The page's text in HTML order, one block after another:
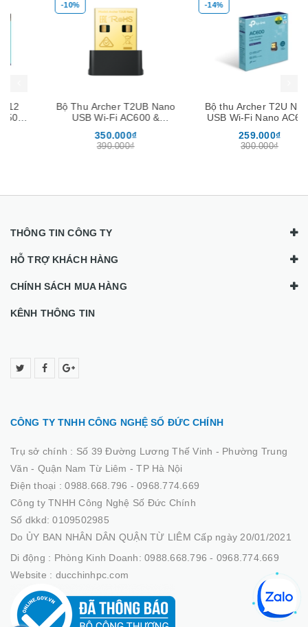
Bộ Thu Archer T2UB Nano
USB Wi-Fi AC600 &
350.000₫
390.000₫
Bộ thu Archer T2U Nano
USB Wi-Fi Nano AC600
259.000₫
300.000₫
THÔNG TIN CÔNG TY
HỖ TRỢ KHÁCH HÀNG
CHÍNH SÁCH MUA HÀNG
KÊNH THÔNG TIN
CÔNG TY TNHH CÔNG NGHỆ SỐ ĐỨC CHÍNH
Trụ sở chính : Số 39 Đường Lương Thế Vinh - Phường Trung
Văn - Quận Nam Từ Liêm - TP Hà Nội
Điện thoại :0988.668.796 - 0968.774.669
Công ty TNHH Công Nghệ Số Đức Chính
Số dkkd: 0109502985
Do ỦY BAN NHÂN DÂN QUẬN TỪ LIÊM Cấp ngày 20/01/2021
Di động : Phòng Kinh Doanh: 0988.668.796 - 0968.774.669
Website : ducchinhpc.com